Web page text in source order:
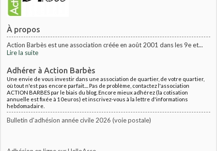
À propos
Action Barbès est une association créée en août 2001 dans les 9e et...
Lire la suite
Adhérer à Action Barbès
Une envie de vous investir dans une association de quartier, de votre quartier,
où tout n'est pas encore parfait.... Pas de problème, contactez l'association
ACTION BARBES par le biais du blog. Encore mieux adhérez (la cotisation
annuelle est fixée à 10euros) et inscrivez-vous à la lettre d'informations
hebdomadaire.
Bulletin d'adhésion année civile 2026 (voie postale)